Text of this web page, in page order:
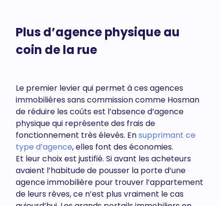
Plus d’agence physique au
coin de la rue
Le premier levier qui permet à ces agences
immobilières sans commission comme Hosman
de réduire les coûts est l’absence d’agence
physique qui représente des frais de
fonctionnement très élevés. Ensupprimant ce
type d’agence, elles font des économies.
Et leur choix est justifié. Si avant les acheteurs
avaient l’habitude de pousser la porte d’une
agence immobilière pour trouver l’appartement
de leurs rêves, ce n’est plus vraiment le cas